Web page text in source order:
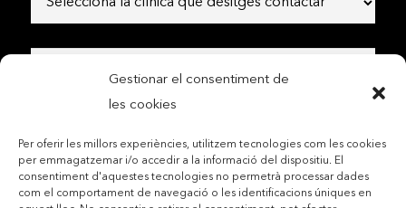
Gestionar el consentiment de
les cookies
Per oferir les millors experiències, utilitzem tecnologies com les cookies
per emmagatzemar i/o accedir a la informació del dispositiu. El
consentiment d'aquestes tecnologies no permetrà processar dades
com el comportament de navegació o les identificacions úniques en
Contactar per telèfon mòbil